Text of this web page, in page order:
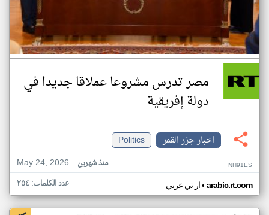
مصر تدرس مشروعا عملاقا جديدا في
دولة إفريقية
اخبار جزر القمر
Politics
May 24, 2026
منذ شهرين NH91ES
ار تي عربي• arabic.rt.com عدد الكلمات: ٢٥٤